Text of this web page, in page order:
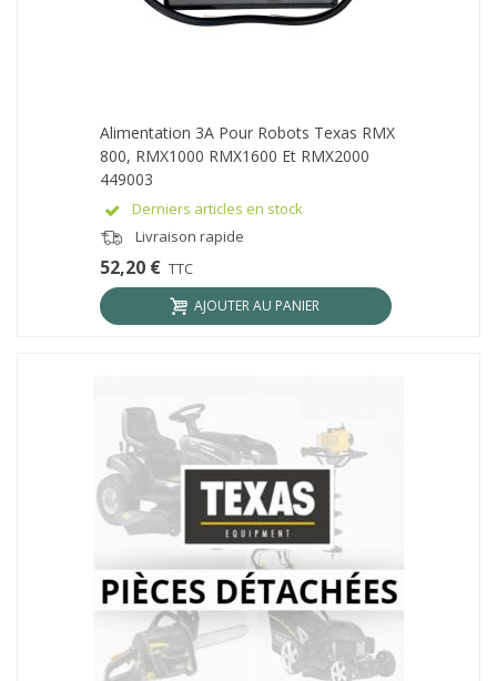
Alimentation 3A Pour Robots Texas RMX
800, RMX1000 RMX1600 Et RMX2000
449003
Derniers articles en stock
Livraison rapide
52,20 € TTC
AJOUTER AU PANIER